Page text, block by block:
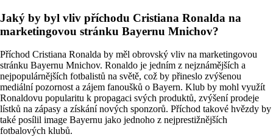
Jaký by byl vliv příchodu Cristiana Ronalda na
marketingovou stránku Bayernu Mnichov?
Příchod Cristiana Ronalda by měl obrovský vliv na marketingovou
stránku Bayernu Mnichov. Ronaldo je jedním z nejznámějších a
nejpopulárnějších fotbalistů na světě, což by přineslo zvýšenou
mediální pozornost a zájem fanoušků o Bayern. Klub by mohl využít
Ronaldovu popularitu k propagaci svých produktů, zvýšení prodeje
lístků na zápasy a získání nových sponzorů. Příchod takové hvězdy by
také posílil image Bayernu jako jednoho z nejprestižnějších
fotbalových klubů.